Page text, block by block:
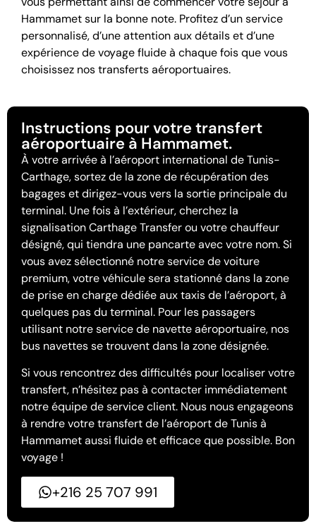
Hammamet sur la bonne note. Profitez d’un service
personnalisé, d’une attention aux détails et d’une
expérience de voyage fluide à chaque fois que vous
choisissez nos transferts aéroportuaires.
Instructions pour votre transfert
aéroportuaire à Hammamet.
À votre arrivée à l’aéroport international de Tunis-
Carthage, sortez de la zone de récupération des
bagages et dirigez-vous vers la sortie principale du
terminal. Une fois à l’extérieur, cherchez la
signalisation Carthage Transfer ou votre chauffeur
désigné, qui tiendra une pancarte avec votre nom. Si
vous avez sélectionné notre service de voiture
premium, votre véhicule sera stationné dans la zone
de prise en charge dédiée aux taxis de l’aéroport, à
quelques pas du terminal. Pour les passagers
utilisant notre service de navette aéroportuaire, nos
bus navettes se trouvent dans la zone désignée.
Si vous rencontrez des difficultés pour localiser votre
transfert, n’hésitez pas à contacter immédiatement
notre équipe de service client. Nous nous engageons
à rendre votre transfert de l’aéroport de Tunis à
Hammamet aussi fluide et efficace que possible. Bon
voyage !
+216 25 707 991